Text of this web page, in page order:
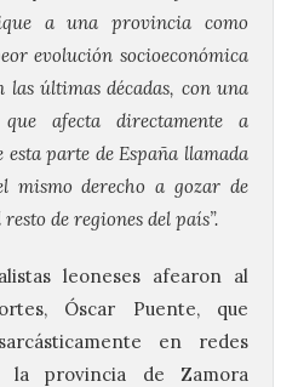
a una provincia como
evolución socioeconómica
las últimas décadas, con una
que afecta directamente a
parte de España llamada
mismo derecho a gozar de
de regiones del país”.
leoneses afearon al
Óscar Puente, que
en redes
provincia de Zamora